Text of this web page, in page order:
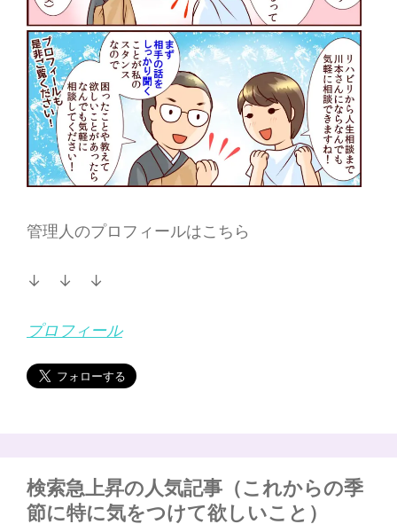
管理人のプロフィールはこちら
↓ ↓ ↓
プロフィール
検索急上昇の人気記事（これからの季
節に特に気をつけて欲しいこと）